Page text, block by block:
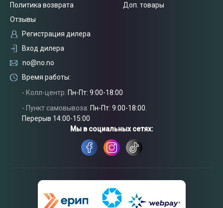
Политика возврата
Отзывы
Регистрация дилера
Вход дилера
Доп. товары
no@no.no
Время работы:
- Колл-центр: Пн-Пт: 9:00-18:00
- Пункт самовывоза: Пн-Пт: 9:00-18:00.
Перерыв 14:00-15:00
Мы в социальных сетях: